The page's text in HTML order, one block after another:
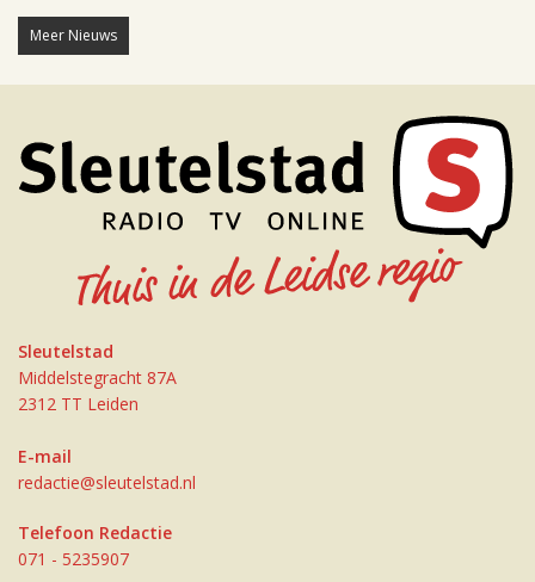
Meer Nieuws
Sleutelstad
Middelstegracht 87A
2312 TT Leiden
E-mail
redactie@sleutelstad.nl
Telefoon Redactie
071 - 5235907